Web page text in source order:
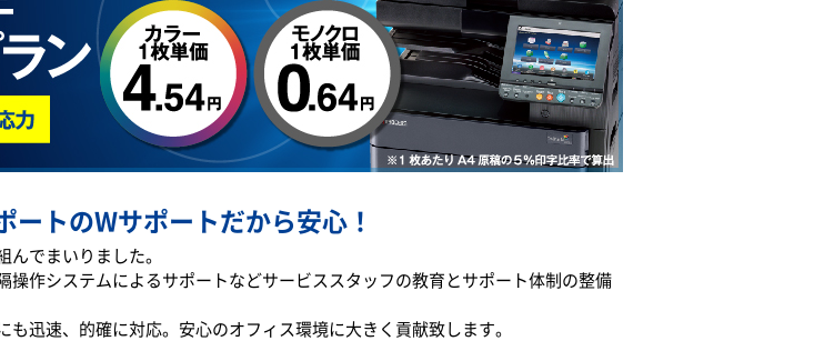
ートのWサポートだから安心！
でまいりました。
作システムによるサポートなどサービススタッフの教育とサポート体制の整備
迅速、的確に対応。安心のオフィス環境に大きく貢献致します。